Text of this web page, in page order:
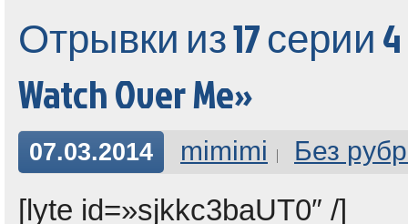
Отрывки из 17 серии
Watch Over Me»
07.03.2014 mimimi Без
[lyte id=»sjkkc3baUT0″ /]